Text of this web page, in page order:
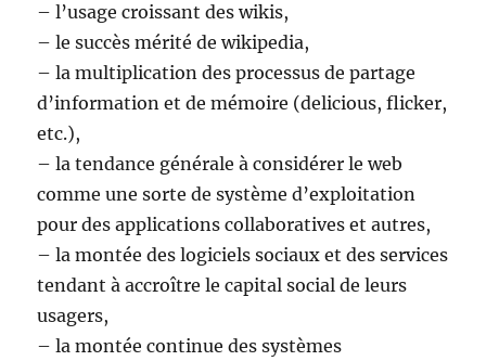
– l’usage croissant des wikis,
– le succès mérité de wikipedia,
– la multiplication des processus de partage
d’information et de mémoire (delicious, flicker,
etc.),
– la tendance générale à considérer le web
comme une sorte de système d’exploitation
pour des applications collaboratives et autres,
– la montée des logiciels sociaux et des services
tendant à accroître le capital social de leurs
usagers,
– la montée continue des systèmes